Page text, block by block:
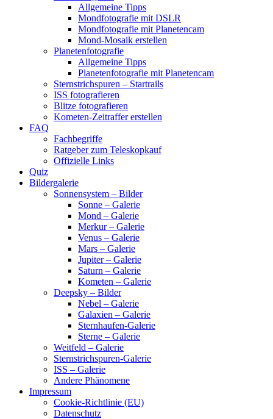
Allgemeine Tipps
Mondfotografie mit DSLR
Mondfotografie mit Planetencam
Mond-Mosaik erstellen
Planetenfotografie
Allgemeine Tipps
Planetenfotografie mit Planetencam
Sternstrichspuren – Startrails
ISS fotografieren
Blitze fotografieren
Kometen-Zeitraffer erstellen
FAQ
Fachbegriffe
Ratgeber zum Teleskopkauf
Offizielle Links
Quiz
Bildergalerie
Sonnensystem – Bilder
Sonne – Galerie
Mond – Galerie
Merkur – Galerie
Venus – Galerie
Mars – Galerie
Jupiter – Galerie
Saturn – Galerie
Kometen – Galerie
Deepsky – Bilder
Nebel – Galerie
Galaxien – Galerie
Sternhaufen-Galerie
Sterne – Galerie
Weitfeld – Galerie
Sternstrichspuren-Galerie
ISS – Galerie
Andere Phänomene
Impressum
Cookie-Richtlinie (EU)
Datenschutz